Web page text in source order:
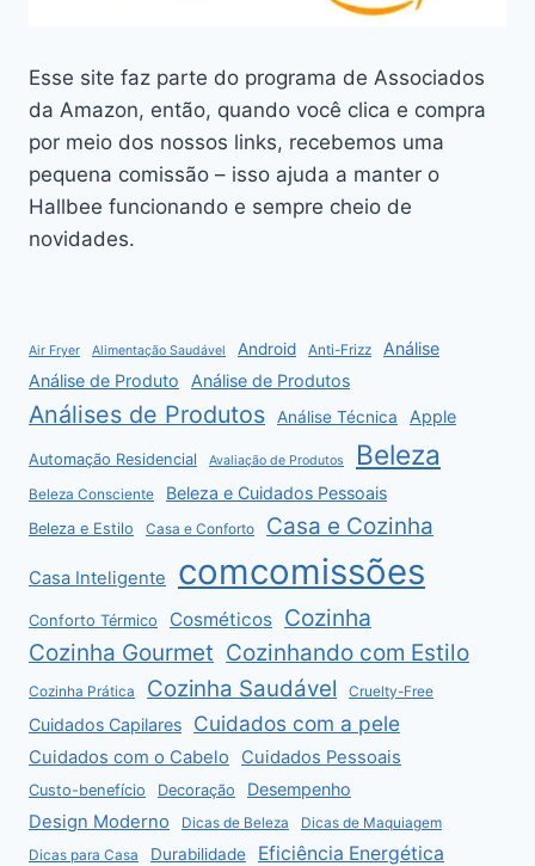
Esse site faz parte do programa de Associados
da Amazon, então, quando você clica e compra
por meio dos nossos links, recebemos uma
pequena comissão – isso ajuda a manter o
Hallbee funcionando e sempre cheio de
novidades.
Air Fryer Alimentação Saudável Android Anti-Frizz
Análise
Análise de Produto
Análise de Produtos
Análises de Produtos Análise Técnica Apple
Automação Residencial Avaliação de Produtos Beleza
Beleza Consciente Beleza e Cuidados Pessoais
Beleza e Estilo Casa e Conforto Casa e Cozinha
Casa Inteligente comcomissões
Conforto Térmico Cosméticos Cozinha
Cozinha Gourmet Cozinhando com Estilo
Cozinha Prática Cozinha Saudável Cruelty-Free
Cuidados Capilares Cuidados com a pele
Cuidados com o Cabelo Cuidados Pessoais
Custo-benefício Decoração Desempenho
Design Moderno Dicas de Beleza
Dicas de Maquiagem
Dicas para Casa
Durabilidade Eficiência Energética